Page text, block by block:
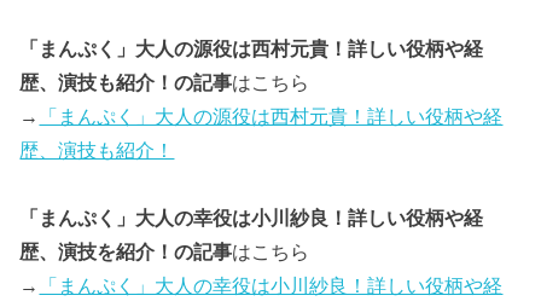
「まんぷく」大人の源役は西村元貴！詳しい役柄や経
歴、演技も紹介！の記事はこちら
→
「まんぷく」大人の源役は西村元貴！詳しい役柄や経
歴、演技も紹介！
「まんぷく」大人の幸役は小川紗良！詳しい役柄や経
歴、演技を紹介！の記事はこちら
→
「まんぷく」大人の幸役は小川紗良！詳しい役柄や経